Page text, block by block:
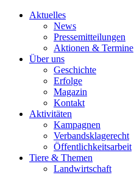
Aktuelles
News
Pressemitteilungen
Aktionen & Termine
Über uns
Geschichte
Erfolge
Magazin
Kontakt
Aktivitäten
Kampagnen
Verbandsklagerecht
Öffentlichkeitsarbeit
Tiere & Themen
Landwirtschaft